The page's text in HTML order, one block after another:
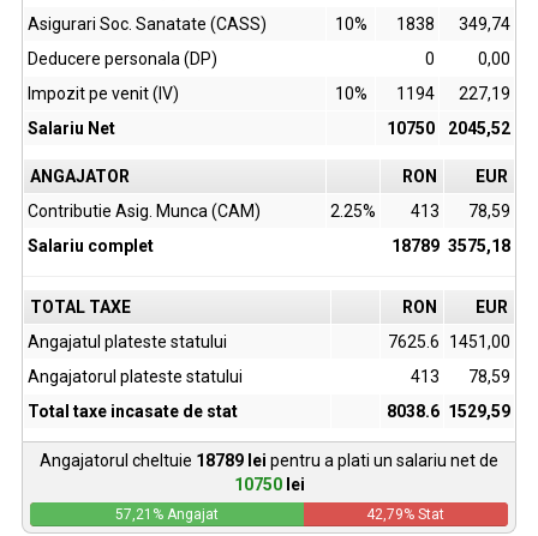
Asigurari Soc. Sanatate (CASS)
10% 1838
349,74
Deducere personala (DP)
0
0,00
Impozit pe venit (IV)
10% 1194
227,19
Salariu Net
10750 2045,52
ANGAJATOR RON
EUR
Contributie Asig. Munca (CAM)
2.25% 413
78,59
Salariu complet
18789 3575,18
TOTAL TAXE RON
EUR
Angajatul plateste statului
7625.6
1451,00
Angajatorul plateste statului
413
78,59
Total taxe incasate de stat
8038.6 1529,59
Angajatorul cheltuie 18789 lei pentru a plati un salariu net de
10750 lei
57,21 % Angajat 42,79% Stat